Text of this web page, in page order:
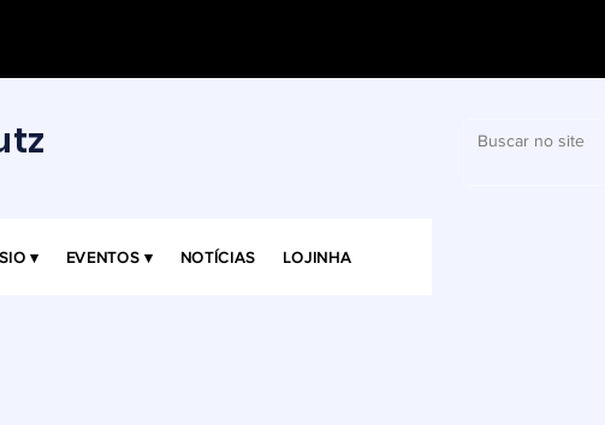
▾ EVENTOS ▾ NOTÍCIAS LOJINHA